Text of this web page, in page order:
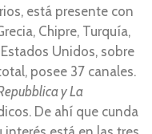
está presente con
Chipre, Turquía,
Unidos, sobre
posee 37 canales.
y La
De ahí que cunda